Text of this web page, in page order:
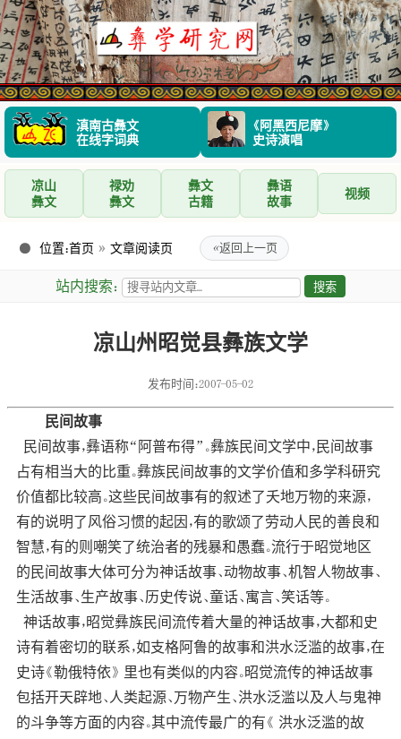
滇南古彝文
在线字词典
《阿黑西尼摩》
史诗演唱
凉山
彝文
禄劝
彝文
彝文
古籍
彝语
故事
视频
位置：首页 » 文章阅读页 «返回上一页
站内搜索：
凉山州昭觉县彝族文学
发布时间：2007-05-02
民间故事
民间故事，彝语称“阿普布得”。彝族民间文学中，民间故事
占有相当大的比重。彝族民间故事的文学价值和多学科研究
价值都比较高。这些民间故事有的叙述了夭地万物的来源，
有的说明了风俗习惯的起因，有的歌颂了劳动人民的善良和
智慧，有的则嘲笑了统治者的残暴和愚蠢。流行于昭觉地区
的民间故事大体可分为神话故事、动物故事、机智人物故事、
生活故事、生产故事、历史传说、童话、寓言、笑话等。
神话故事，昭觉彝族民间流传着大量的神话故事，大都和史
诗有着密切的联系，如支格阿鲁的故事和洪水泛滥的故事，在
史诗《勒俄特依》 里也有类似的内容。昭觉流传的神话故事
包括开天辟地、人类起源、万物产生、洪水泛滥以及人与鬼神
的斗争等方面的内容。其中流传最广的有《 洪水泛滥的故